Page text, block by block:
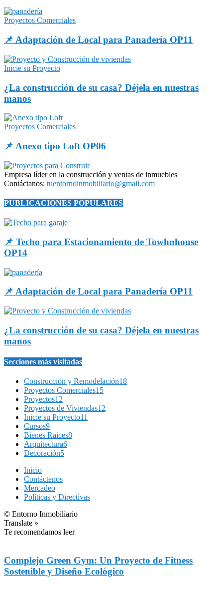
Proyectos Comerciales
📌 Adaptación de Local para Panadería OP11
Inicie su Proyecto
¿La construcción de su casa? Déjela en nuestras
manos
Proyectos Comerciales
📌 Anexo tipo Loft OP06
Empresa líder en la construcción y ventas de inmuebles
Contáctanos: tuentornoinmobiliario@gmail.com
PUBLICACIONES POPULARES
📌 Techo para Estacionamiento de Towhnhouse
OP14
📌 Adaptación de Local para Panadería OP11
¿La construcción de su casa? Déjela en nuestras
manos
Secciones más visitadas
Construcción y Remodelación18
Proyectos Comerciales15
Proyectos12
Proyectos de Viviendas12
Inicie su Proyecto11
Cursos9
Bienes Raices8
Arquitectura6
Decoración5
Inicio
Contáctenos
Mercadeo
Políticas y Directivas
© Entorno Inmobiliario
Translate »
Te recomendamos leer
Complejo Green Gym: Un Proyecto de Fitness
Sostenible y Diseño Ecológico